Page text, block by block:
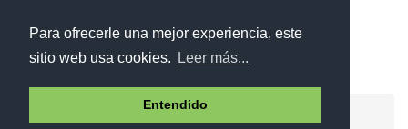
Para ofrecerle una mejor experiencia, este
sitio web usa cookies.
Leer más...
Entendido
Similares a Introducción a la lectura de Hegel
Aviso legal